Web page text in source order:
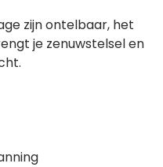
zijn ontelbaar, het
je zenuwstelsel en